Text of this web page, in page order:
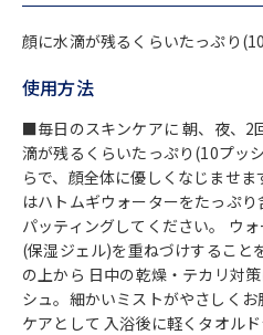
顔に水滴が残るくらいたっぷり
使用方法
■毎日のスキンケアに 朝、夜、2
滴が残るくらいたっぷり(10プッ
らで、顔全体に優しくなじませ
はハトムギウォーターをたっぷ
パッティングしてください。 ウ
(保湿ジェル)を重ねづけするこ
の上から 日中の乾燥・テカリ対
シュ。細かいミストがやさしく
ケアとして 入浴後に軽くタオル